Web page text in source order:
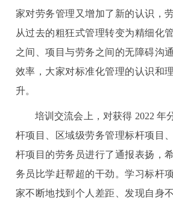
家对劳务管理又增加了新的认识，
从过去的粗狂式管理转变为精细化
之间、项目与劳务之间的无障碍沟
效率，大家对标准化管理的认识和
升。
培训交流会上，对获得 2022 年
杆项目、区域级劳务管理标杆项目
杆项目的劳务员进行了通报表扬，
务员比学赶帮超的干劲。学习标杆
家不断地找到个人差距、发现自身